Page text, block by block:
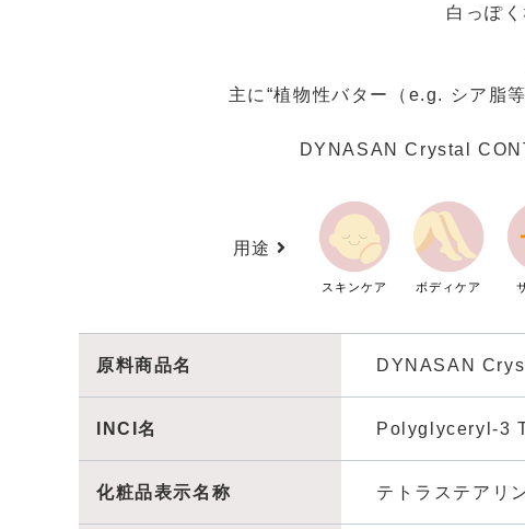
白っぽ
主に“植物性バター（e.g. シア脂
DYNASAN Crystal
用途
スキンケア ボディケア
原料商品名 DYNASAN
INCI名 Polyglyceryl-3
化粧品表示名称 テトラステアリ